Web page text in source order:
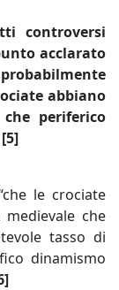
controversi
acclarato
abbiano
periferico
le crociate
che
tasso di
dinamismo